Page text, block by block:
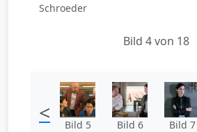
Schroeder
Bild 4 von 18
< Bild 5 Bild 6 Bild 7